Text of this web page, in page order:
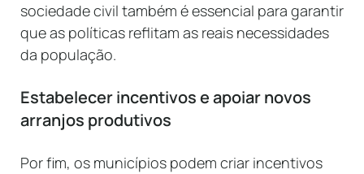
sociedade civil também é essencial para garantir
que as políticas reflitam as reais necessidades
da população.
Estabelecer incentivos e apoiar novos
arranjos produtivos
Por fim, os municípios podem criar incentivos